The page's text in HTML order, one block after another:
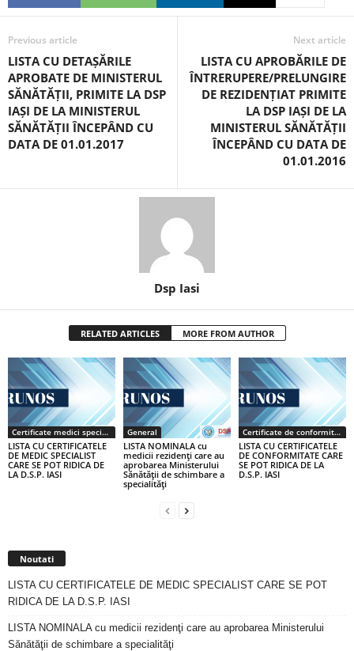
Previous article
LISTA CU DETAȘĂRILE
APROBATE DE MINISTERUL
SĂNĂTĂȚII, PRIMITE LA DSP
IAȘI DE LA MINISTERUL
SĂNĂTĂȚII ÎNCEPÂND CU
DATA DE 01.01.2017
Next article
LISTA CU APROBĂRILE DE
ÎNTRERUPERE/PRELUNGIRE
DE REZIDENȚIAT PRIMITE
LA DSP IAȘI DE LA
MINISTERUL SĂNĂTĂȚII
ÎNCEPÂND CU DATA DE
01.01.2016
Dsp Iasi
RELATED ARTICLES MORE FROM AUTHOR
Certificate medici specialiști / primari
LISTA CU CERTIFICATELE
DE MEDIC SPECIALIST
CARE SE POT RIDICA DE
LA D.S.P. IASI
General
LISTA NOMINALA cu
medicii rezidenţi care au
aprobarea Ministerului
Sănătăţii de schimbare a
specialităţi
Certificate de conformitate
LISTA CU CERTIFICATELE
DE CONFORMITATE CARE
SE POT RIDICA DE LA
D.S.P. IASI
Noutati
LISTA CU CERTIFICATELE DE MEDIC SPECIALIST CARE SE POT
RIDICA DE LA D.S.P. IASI
LISTA NOMINALA cu medicii rezidenţi care au aprobarea Ministerului
Sănătăţii de schimbare a specialităţi